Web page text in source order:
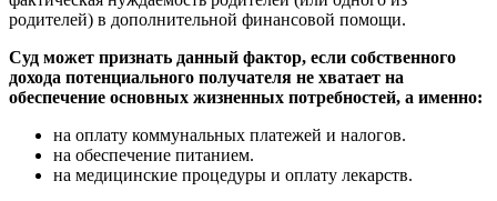
родителей) в дополнительной финансовой помощи.
Суд может признать данный фактор, если собственного
дохода потенциального получателя не хватает на
обеспечение основных жизненных потребностей, а именно:
на оплату коммунальных платежей и налогов.
на обеспечение питанием.
на медицинские процедуры и оплату лекарств.